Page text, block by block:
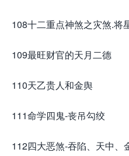
108十二重点神煞之灾煞.将
109最旺财官的天月二德
110天乙贵人和金舆
111命学四鬼-丧吊勾绞
112四大恶煞-吞陷、天中、